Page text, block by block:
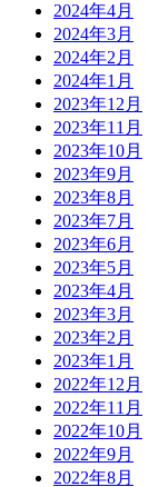
2024年4月
2024年3月
2024年2月
2024年1月
2023年12月
2023年11月
2023年10月
2023年9月
2023年8月
2023年7月
2023年6月
2023年5月
2023年4月
2023年3月
2023年2月
2023年1月
2022年12月
2022年11月
2022年10月
2022年9月
2022年8月